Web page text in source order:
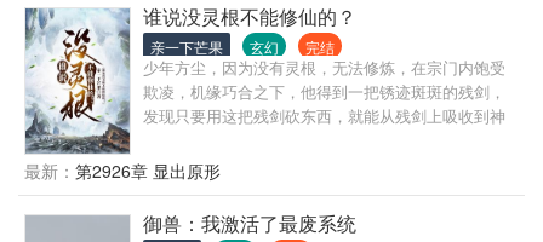
谁说没灵根不能修仙的？
亲一下芒果 玄幻 完结
少年方尘，因为没有灵根，无法修炼，在宗门内饱受
欺凌，机缘巧合之下，他得到一把锈迹斑斑的残剑，
发现只要用这把残剑砍东西，就能从残剑上吸收到神
启了一条与众不同的修仙之路！
最新： 第2926章 显出原形
御兽：我激活了最废系统